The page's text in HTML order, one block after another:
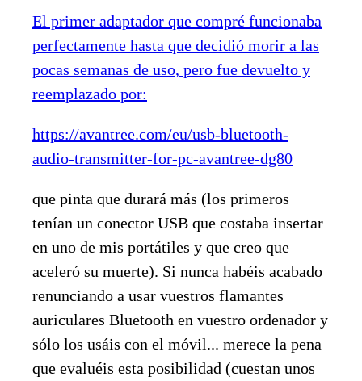
El primer adaptador que compré funcionaba
perfectamente hasta que decidió morir a las
pocas semanas de uso, pero fue devuelto y
reemplazado por:
https://avantree.com/eu/usb-bluetooth-
audio-transmitter-for-pc-avantree-dg80
que pinta que durará más (los primeros
tenían un conector USB que costaba insertar
en uno de mis portátiles y que creo que
aceleró su muerte). Si nunca habéis acabado
renunciando a usar vuestros flamantes
auriculares Bluetooth en vuestro ordenador y
sólo los usáis con el móvil... merece la pena
que evaluéis esta posibilidad (cuestan unos